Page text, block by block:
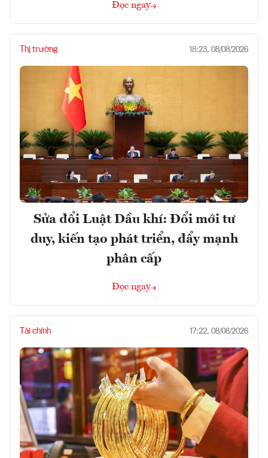
Đọc ngay
Thị trường 18:23, 08/08/2026
Sửa đổi Luật Dầu khí: Đổi mới tư
duy, kiến tạo phát triển, đẩy mạnh
phân cấp
Đọc ngay
Tài chính 17:22, 08/08/2026